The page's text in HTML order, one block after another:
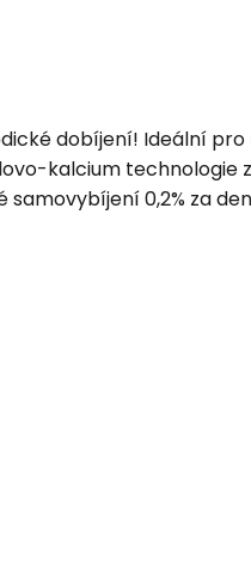
dobíjení! Ideální
kalcium
0,2% za